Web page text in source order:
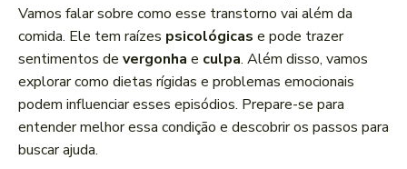
d
e
á
u
d
i
o
Vamos falar sobre como esse transtorno vai além da
comida. Ele tem raízes psicológicas e pode trazer
sentimentos de vergonha e culpa. Além disso, vamos
explorar como dietas rígidas e problemas emocionais
podem influenciar esses episódios. Prepare-se para
entender melhor essa condição e descobrir os passos para
buscar ajuda.